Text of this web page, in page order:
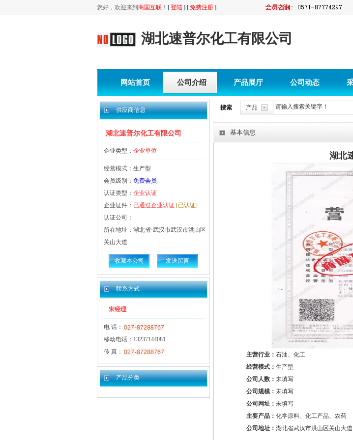
您好，欢迎来到 商国互联 ！ [登陆 ] [免费注册 ]
湖北速普尔化工有限公司
网站首页 公司介绍 产品展厅 公司动态
供应商信息
湖北速普尔化工有限公司
企业类型： 企业单位
经营模式：生产型
会员级别： 免费会员
认证类型： 企业认证
企业证件： 已通过企业认证 [已认证]
认证公司：
所在地址：湖北省·武汉市武汉市洪山区
关山大道
收藏本公司 发送留言
联系方式
宋经理
电 话：
移动电话：13237144081
传 真：
产品分类
搜索 产品
基本信息
湖北
主营行业： 石油、化工
经营模式： 生产型
公司人数： 未填写
公司规模： 未填写
公司网址： 未填写
主要产品： 化学原料、化工产品、农药
公司地址： 湖北省武汉市洪山区关山大道